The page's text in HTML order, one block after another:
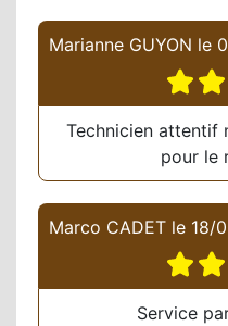
Marianne GUYON le
Technicien attentif
pour le
Marco CADET le 18/
Service